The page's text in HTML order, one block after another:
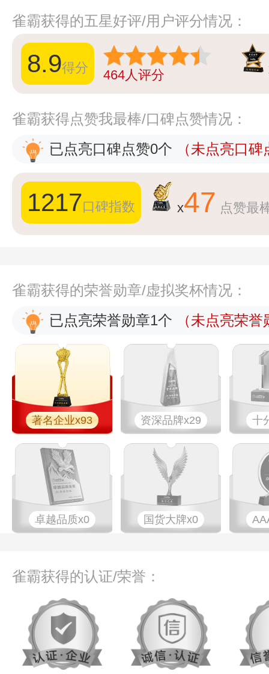
雀霸获得的五星好评/用户评分情况：
8.9得分 464人评分
雀霸获得点赞我最棒/口碑点赞情况：
已点亮口碑点赞0个
（未点亮口
1217口碑指数 x47 点赞最
雀霸获得的荣誉勋章/虚拟奖杯情况：
已点亮荣誉勋章1个
（未点亮荣
著名企业x93 资深品牌x29 十
卓越品质x0 国货大牌x0
雀霸获得的认证/荣誉：